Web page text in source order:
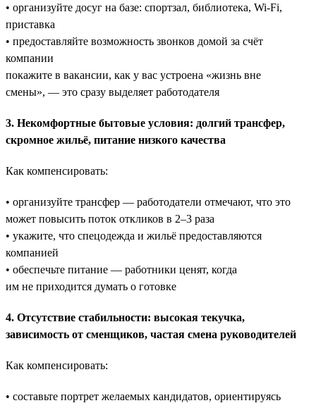
• организуйте досуг на базе: спортзал, библиотека, Wi-Fi,
приставка
• предоставляйте возможность звонков домой за счёт
компании
покажите в вакансии, как у вас устроена «жизнь вне
смены», — это сразу выделяет работодателя
3. Некомфортные бытовые условия: долгий трансфер,
скромное жильё, питание низкого качества
Как компенсировать:
• организуйте трансфер — работодатели отмечают, что это
может повысить поток откликов в 2–3 раза
• укажите, что спецодежда и жильё предоставляются
компанией
• обеспечьте питание — работники ценят, когда
им не приходится думать о готовке
4. Отсутствие стабильности: высокая текучка,
зависимость от сменщиков, частая смена руководителей
Как компенсировать:
• составьте портрет желаемых кандидатов, ориентируясь